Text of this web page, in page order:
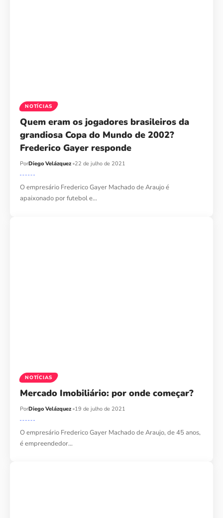
NOTÍCIAS
Quem eram os jogadores brasileiros da
grandiosa Copa do Mundo de 2002?
Frederico Gayer responde
PorDiego Velázquez 22 de julho de 2021
O empresário Frederico Gayer Machado de Araujo é
apaixonado por futebol e…
NOTÍCIAS
Mercado Imobiliário: por onde começar?
PorDiego Velázquez 19 de julho de 2021
O empresário Frederico Gayer Machado de Araujo, de 45 anos,
é empreendedor…